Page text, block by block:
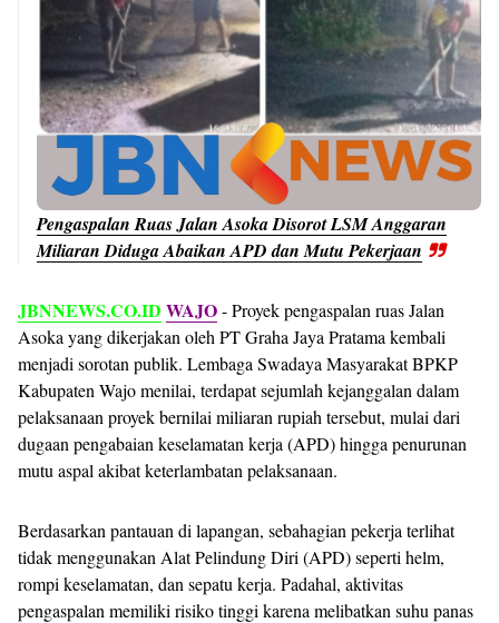
Pengaspalan Ruas Jalan Asoka Disorot LSM Anggaran
Miliaran Diduga Abaikan APD dan Mutu Pekerjaan
JBNNEWS.CO.ID WAJO- Proyek pengaspalan ruas Jalan
Asoka yang dikerjakan oleh PT Graha Jaya Pratama kembali
menjadi sorotan publik. Lembaga Swadaya Masyarakat BPKP
Kabupaten Wajo menilai, terdapat sejumlah kejanggalan dalam
pelaksanaan proyek bernilai miliaran rupiah tersebut, mulai dari
dugaan pengabaian keselamatan kerja (APD) hingga penurunan
mutu aspal akibat keterlambatan pelaksanaan.
Berdasarkan pantauan di lapangan, sebahagian pekerja terlihat
tidak menggunakan Alat Pelindung Diri (APD) seperti helm,
rompi keselamatan, dan sepatu kerja. Padahal, aktivitas
pengaspalan memiliki risiko tinggi karena melibatkan suhu panas